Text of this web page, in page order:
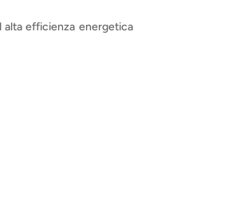
alta efficienza energetica